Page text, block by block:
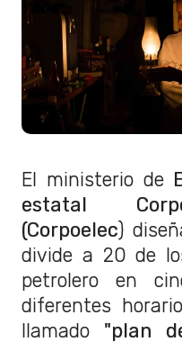
El ministerio de
estatal
(Corpoelec)
divide a 20 de
petrolero en
diferentes
llamado "plan